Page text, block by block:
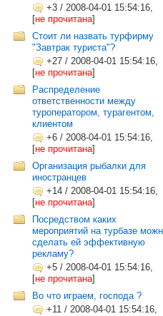
+3 / 2008-04-01 15:54:16,
[не прочитана]
Стоит ли назвать турфирму
"Завтрак туриста"?
+27 / 2008-04-01 15:54:16,
[не прочитана]
Распределение
ответственности между
туроператором, турагентом,
клиентом
+6 / 2008-04-01 15:54:16,
[не прочитана]
Организация рыбалки для
иностранцев
+14 / 2008-04-01 15:54:16,
[не прочитана]
Посредством каких
мероприятий на турбазе
сделать ей эффективную
рекламу?
+5 / 2008-04-01 15:54:16,
[не прочитана]
Во что играем, господа ?
+11 / 2008-04-01 15:54:16,